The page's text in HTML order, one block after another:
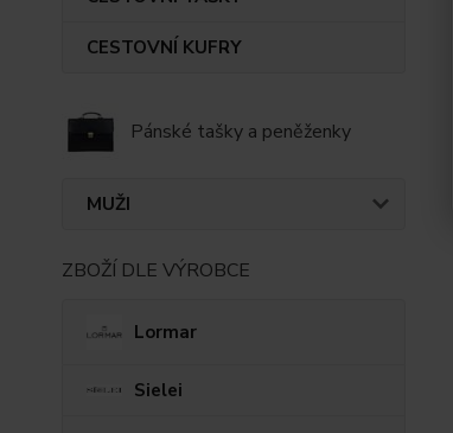
CESTOVNÍ KUFRY
Pánské tašky a peněženky
MUŽI
ZBOŽÍ DLE VÝROBCE
Lormar
Sielei